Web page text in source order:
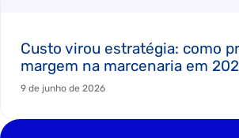
Custo virou estratégia: como
margem na marcenaria em
9 de junho de 2026